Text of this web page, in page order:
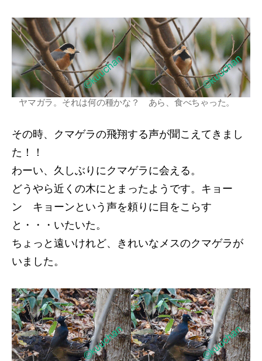
ヤマガラ。それは何の種かな？ あら、食べちゃった。
その時、クマゲラの飛翔する声が聞こえてきまし
た！！
わーい、久しぶりにクマゲラに会える。
どうやら近くの木にとまったようです。キョー
ン キョーンという声を頼りに目をこらす
と・・・いたいた。
ちょっと遠いけれど、きれいなメスのクマゲラが
いました。